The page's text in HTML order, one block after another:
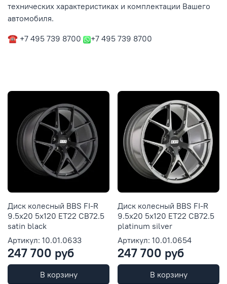
технических характеристиках и комплектации Вашего
автомобиля.
☎ +7 495 739 8700
+7 495 739 8700
Диск колесный BBS FI-R
9.5x20 5x120 ET22 CB72.5
satin black
Артикул: 10.01.0633
247 700 руб
В корзину
Диск колесный BBS FI-R
9.5x20 5x120 ET22 CB72.5
platinum silver
Артикул: 10.01.0654
247 700 руб
В корзину